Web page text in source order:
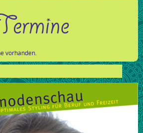
vorhanden.